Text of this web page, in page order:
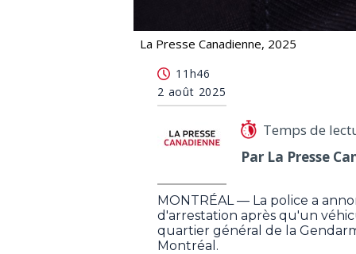
La Presse Canadienne, 2025
11h46
2 août 2025
Temps de
Par La Presse
MONTRÉAL — La police a
d'arrestation après qu'un
quartier général de la
Montréal.